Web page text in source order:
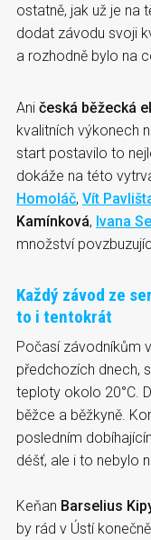
ostatně, jak už je na
dodat závodu svoji
a rozhodně bylo na
Ani česká běžecká
kvalitních výkonech
start postavilo to
dokáže na této
Homoláč, Vít
Kamínková, Ivana
množství
Každý závod ze
to i tentokrát
Počasí závodníkům
předchozích dnech,
teploty okolo 20°C.
běžce a běžkyně.
posledním
déšť, ale i to nebylo
Keňan Barselius
by rád v Ústí